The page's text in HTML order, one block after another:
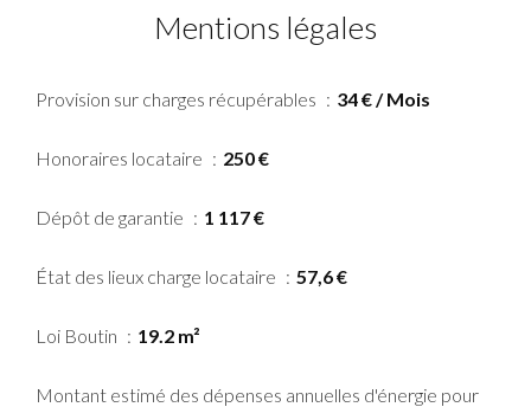
Mentions légales
Provision sur charges récupérables 34 € / Mois
Honoraires locataire 250 €
Dépôt de garantie 1 117 €
État des lieux charge locataire 57,6 €
Loi Boutin 19.2 m²
Montant estimé des dépenses annuelles d'énergie pour